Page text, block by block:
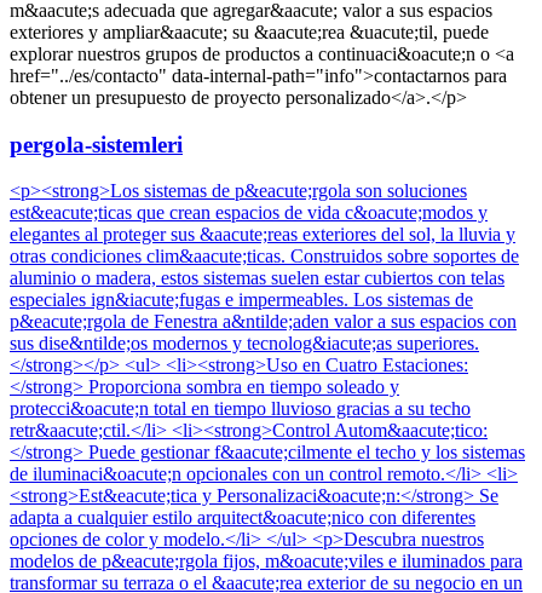
m&aacute;s adecuada que agregar&aacute; valor a sus espacios
exteriores y ampliar&aacute; su &aacute;rea &uacute;til, puede
explorar nuestros grupos de productos a continuaci&oacute;n o <a
href="../es/contacto" data-internal-path="info">contactarnos para
obtener un presupuesto de proyecto personalizado</a>.</p>
pergola-sistemleri
<p><strong>Los sistemas de p&eacute;rgola son soluciones
est&eacute;ticas que crean espacios de vida c&oacute;modos y
elegantes al proteger sus &aacute;reas exteriores del sol, la lluvia y
otras condiciones clim&aacute;ticas. Construidos sobre soportes de
aluminio o madera, estos sistemas suelen estar cubiertos con telas
especiales ign&iacute;fugas e impermeables. Los sistemas de
p&eacute;rgola de Fenestra a&ntilde;aden valor a sus espacios con
sus dise&ntilde;os modernos y tecnolog&iacute;as superiores.
</strong></p> <ul> <li><strong>Uso en Cuatro Estaciones:
</strong> Proporciona sombra en tiempo soleado y
protecci&oacute;n total en tiempo lluvioso gracias a su techo
retr&aacute;ctil.</li> <li><strong>Control Autom&aacute;tico:
</strong> Puede gestionar f&aacute;cilmente el techo y los sistemas
de iluminaci&oacute;n opcionales con un control remoto.</li> <li>
<strong>Est&eacute;tica y Personalizaci&oacute;n:</strong> Se
adapta a cualquier estilo arquitect&oacute;nico con diferentes
opciones de color y modelo.</li> </ul> <p>Descubra nuestros
modelos de p&eacute;rgola fijos, m&oacute;viles e iluminados para
transformar su terraza o el &aacute;rea exterior de su negocio en un